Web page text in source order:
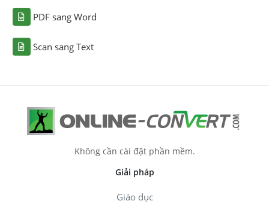
PDF sang Word
Scan sang Text
Không cần cài đặt phần mềm.
Giải pháp
Giáo dục